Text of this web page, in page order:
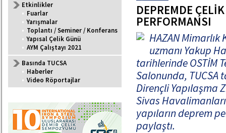
Etkinlikler
• Fuarlar
• Yarışmalar
• Toplantı / Seminer / Konferans
• Yapısal Çelik Günü
• AYM Çalıştayı 2021
Basında TUCSA
• Haberler
• Video Röportajlar
DEPREMDE
PERFORMANSI
HAZAN
uzmanı Yakup
tarihlerinde OSTİM
Salonunda, TUCSA
Dirençli Yapılaşma
Sivas
yapıların deprem
paylaştı.